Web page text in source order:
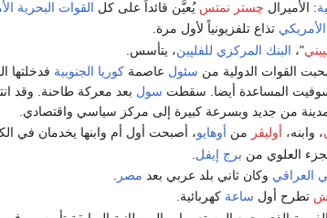
: الأميرال چستر نمتس يُعيَّن قائداً على كل القوات البحرية
تذاع تلفزيونياً لأول مرة.
"، البنك المركزي للفلپين، يتأسس.
القوات الدولية من سئول عاصمةكوريا الجنوبية فدخلتها
المساعدة أيضا. سقطت سول بعد معركة طاحنة. وقد
من جديد وبسرعة كبيرة إلى مركز سياسي واقتصادي.
، وابنه، أوليڤر من أوهايو، أصبحت أول أم وابنها يخدمان في
العلوي من برج إيفل
العراقي وكان ثاني بلد عربي بعد مصر
تطرح أول ساعة كهربائية.